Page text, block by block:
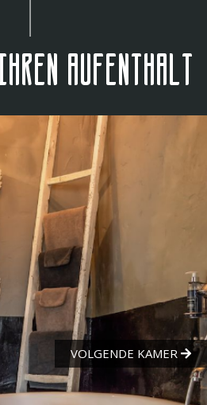
Aufenthalt